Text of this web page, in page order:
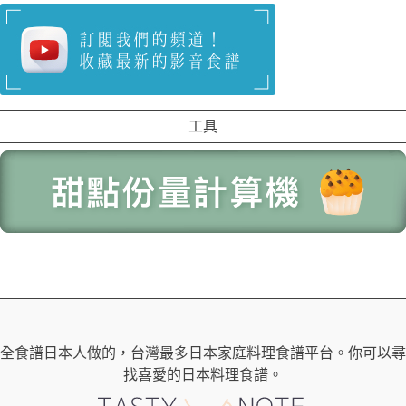
工具
全食譜日本人做的，台灣最多日本家庭料理食譜平台。你可以尋
找喜愛的日本料理食譜。